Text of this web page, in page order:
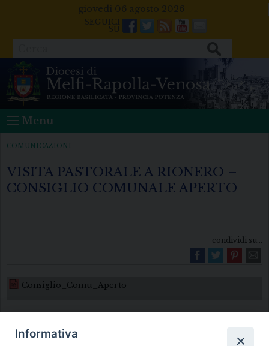
giovedì 06 agosto 2026
Facebook
Twitter
FeedsYoutube
Mail
Menu
COMUNICAZIONI
VISITA PASTORALE A RIONERO –
CONSIGLIO COMUNALE APERTO
condividi su...
Consiglio_Comu_Aperto
Informativa